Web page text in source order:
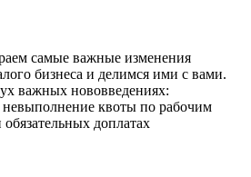
самые важные изменения
бизнеса и делимся ими с вами.
важных нововведениях:
квоты по рабочим
доплатах